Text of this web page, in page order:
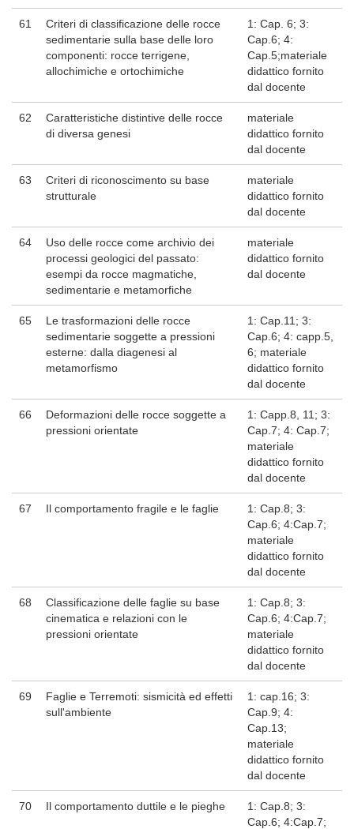
61
Criteri di classificazione delle rocce
sedimentarie sulla base delle loro
componenti: rocce terrigene,
allochimiche e ortochimiche
1: Cap. 6; 3:
Cap.6; 4:
Cap.5;materiale
didattico fornito
dal docente
62
Caratteristiche distintive delle rocce
di diversa genesi
materiale
didattico fornito
dal docente
63
Criteri di riconoscimento su base
strutturale
materiale
didattico fornito
dal docente
64
Uso delle rocce come archivio dei
processi geologici del passato:
esempi da rocce magmatiche,
sedimentarie e metamorfiche
materiale
didattico fornito
dal docente
65
Le trasformazioni delle rocce
sedimentarie soggette a pressioni
esterne: dalla diagenesi al
metamorfismo
1: Cap.11; 3:
Cap.6; 4: capp.5,
6; materiale
didattico fornito
dal docente
66
Deformazioni delle rocce soggette a
pressioni orientate
1: Capp.8, 11; 3:
Cap.7; 4: Cap.7;
materiale
didattico fornito
dal docente
67 Il comportamento fragile e le faglie
1: Cap.8; 3:
Cap.6; 4:Cap.7;
materiale
didattico fornito
dal docente
68
Classificazione delle faglie su base
cinematica e relazioni con le
pressioni orientate
1: Cap.8; 3:
Cap.6; 4:Cap.7;
materiale
didattico fornito
dal docente
69
Faglie e Terremoti: sismicità ed effetti
sull'ambiente
1: cap.16; 3:
Cap.9; 4:
Cap.13;
materiale
didattico fornito
dal docente
70 Il comportamento duttile e le pieghe
1: Cap.8; 3:
Cap.6; 4:Cap.7;